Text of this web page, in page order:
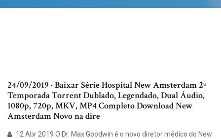
24/09/2019 · Baixar Série Hospital New Amsterdam 2ª
Temporada Torrent Dublado, Legendado, Dual Áudio,
1080p, 720p, MKV, MP4 Completo Download New
Amsterdam Novo na dire
12 Abr 2019 O Dr. Max Goodwin é o novo diretor médico do New